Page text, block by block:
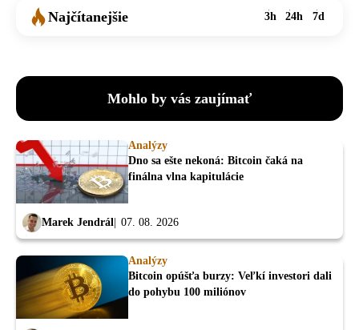
Najčítanejšie 3h 24h 7d
Mohlo by vás zaujímať
Analýzy
Dno sa ešte nekoná: Bitcoin čaká na
finálna vlna kapitulácie
Marek Jendrál 07. 08. 2026
Analýzy
Bitcoin opúšťa burzy: Veľkí investori dali
do pohybu 100 miliónov